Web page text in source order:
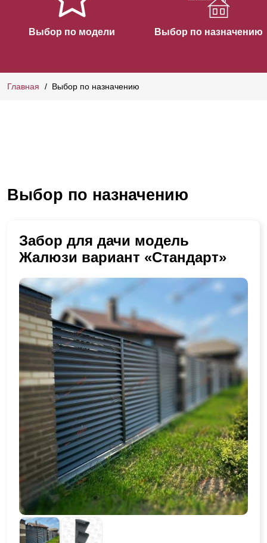
Выбор по модели Выбор по назначению
Главная Выбор по назначению
Выбор по назначению
Забор для дачи модель
Жалюзи вариант «Стандарт»